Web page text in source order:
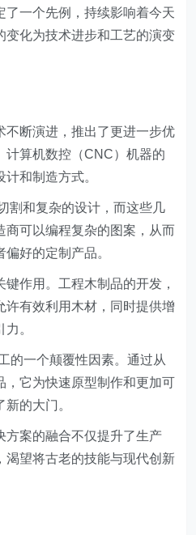
了一个先例，持续影响着今天
变化为技术进步和工艺的演变
不断演进，推出了更进一步优
计算机数控（CNC）机器的
和制造方式。
割和复杂的设计，而这些几
商可以编程复杂的图案，从而
好的定制产品。
作用。工程木制品的开发，
许有效利用木材，同时提供增
。
的一个颠覆性因素。通过从
，它为快速原型制作和更加可
的大门。
方案的融合不仅提升了生产
渴望将古老的技能与现代创新